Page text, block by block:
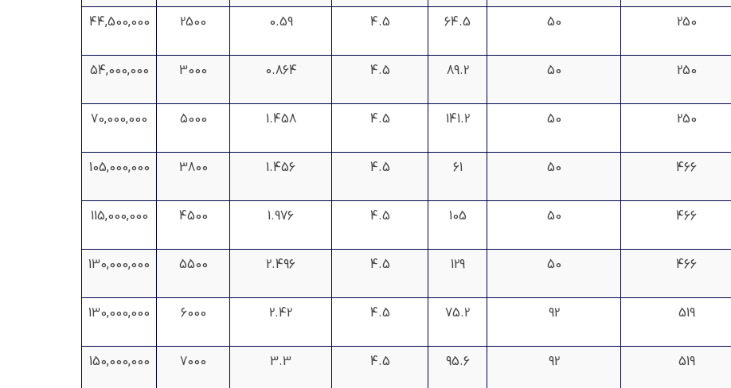
250
50
64.5
4.5
0.59
2500
44,500,000
250
50
89.2
4.5
0.864
3000
54,000,000
250
50
141.2
4.5
1.458
5000
70,000,000
466
50
61
4.5
1.456
3800
105,000,000
466
50
105
4.5
1.976
4500
115,000,000
466
50
129
4.5
2.496
5500
130,000,000
519
92
75.2
4.5
2.42
6000
130,000,000
519
92
95.6
4.5
3.3
7000
150,000,000